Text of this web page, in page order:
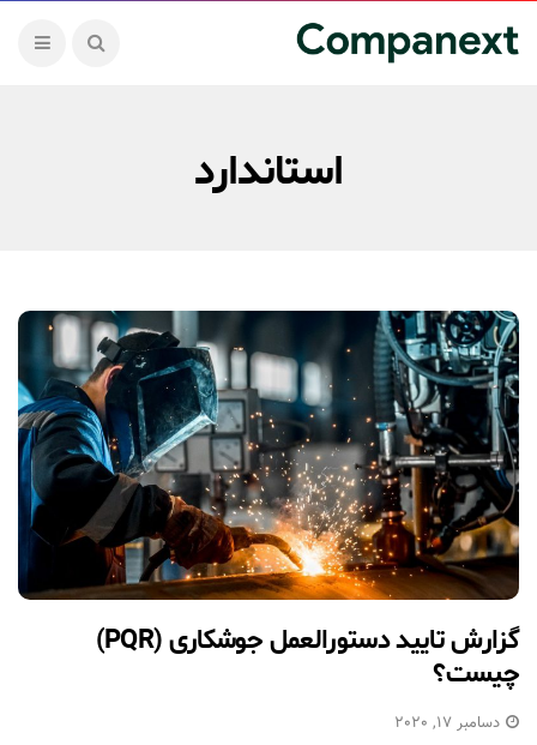
استاندارد
گزارش تایید دستورالعمل جوشکاری (PQR)
چیست؟
دسامبر 17, 2020